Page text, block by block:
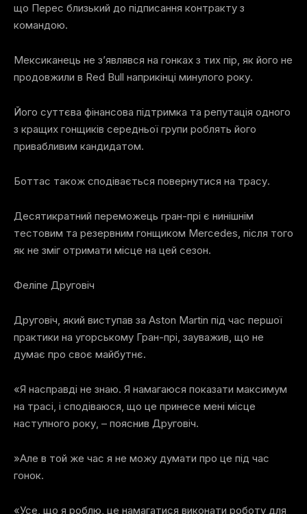
що Перес близький до підписання контракту з
командою.
Мексиканець не з’являвся на гонках з тих пір, як його не
продовжили в Red Bull наприкінці минулого року.
Його суттєва фінансова підтримка та репутація одного
з кращих гонщиків середньої групи роблять його
привабливим кандидатом.
Боттас також сподівається повернутися на трасу.
Десятикратний переможець гран-прі є нинішнім
тестовим та резервним гонщиком Mercedes, після того
як не зміг отримати місце на цей сезон.
Феліпе Друговіч
Друговіч, який виступав за Aston Martin під час першої
практики на угорському Гран-прі, зауважив, що не
думає про своє майбутнє.
«Я насправді не знаю. Я намагаюся показати максимум
на трасі, і сподіваюся, що це принесе мені місце
наступного року, – пояснив Друговіч.
»Але в той же час я не можу думати про це під час
гонок.
«Усе, що я роблю, це намагатися виконати роботу для